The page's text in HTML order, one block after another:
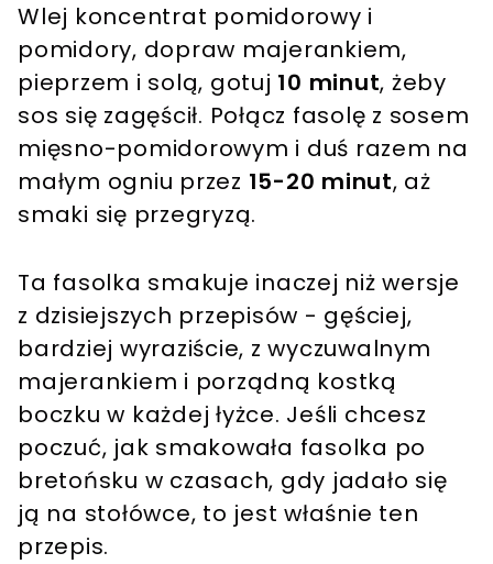
Wlej koncentrat pomidorowy i
pomidory, dopraw majerankiem,
pieprzem i solą, gotuj 10 minut, żeby
sos się zagęścił. Połącz fasolę z sosem
mięsno-pomidorowym i duś razem na
małym ogniu przez 15-20 minut, aż
smaki się przegryzą.
Ta fasolka smakuje inaczej niż wersje
z dzisiejszych przepisów - gęściej,
bardziej wyraziście, z wyczuwalnym
majerankiem i porządną kostką
boczku w każdej łyżce. Jeśli chcesz
poczuć, jak smakowała fasolka po
bretońsku w czasach, gdy jadało się
ją na stołówce, to jest właśnie ten
przepis.